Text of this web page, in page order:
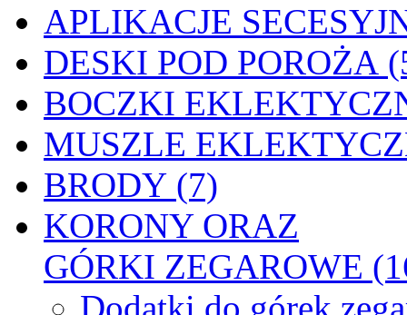
APLIKACJE
DESKI POD POROŻA
BOCZKI
MUSZLE
BRODY (7)
KORONY ORAZ
GÓRKI ZEGAROWE
Dodatki do górek